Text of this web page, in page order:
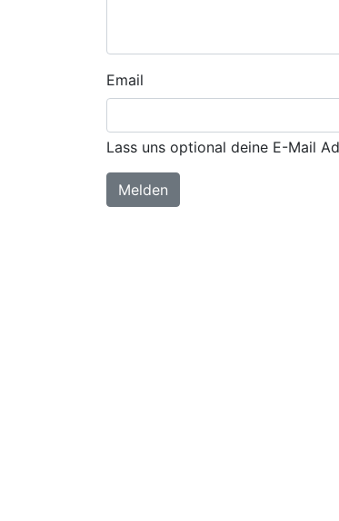
Email
Lass uns optional deine E-Mail
Melden